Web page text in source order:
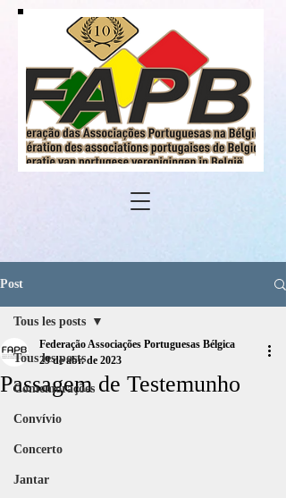
Post
Tous les posts
Comemorações
Convívio
Concerto
Jantar
Tous les posts
Passagem de Testemunho
Federação Associações Portuguesas Bélgica
29 de abr. de 2023